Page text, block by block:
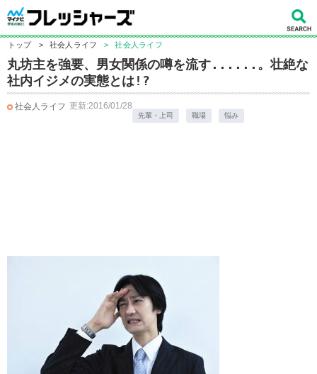
トップ > 社会人ライフ > 社会人ライフ
丸坊主を強要、男女関係の噂を流す......。壮絶な
社内イジメの実態とは!?
社会人ライフ 更新:2016/01/28
先輩・上司 職場 悩み